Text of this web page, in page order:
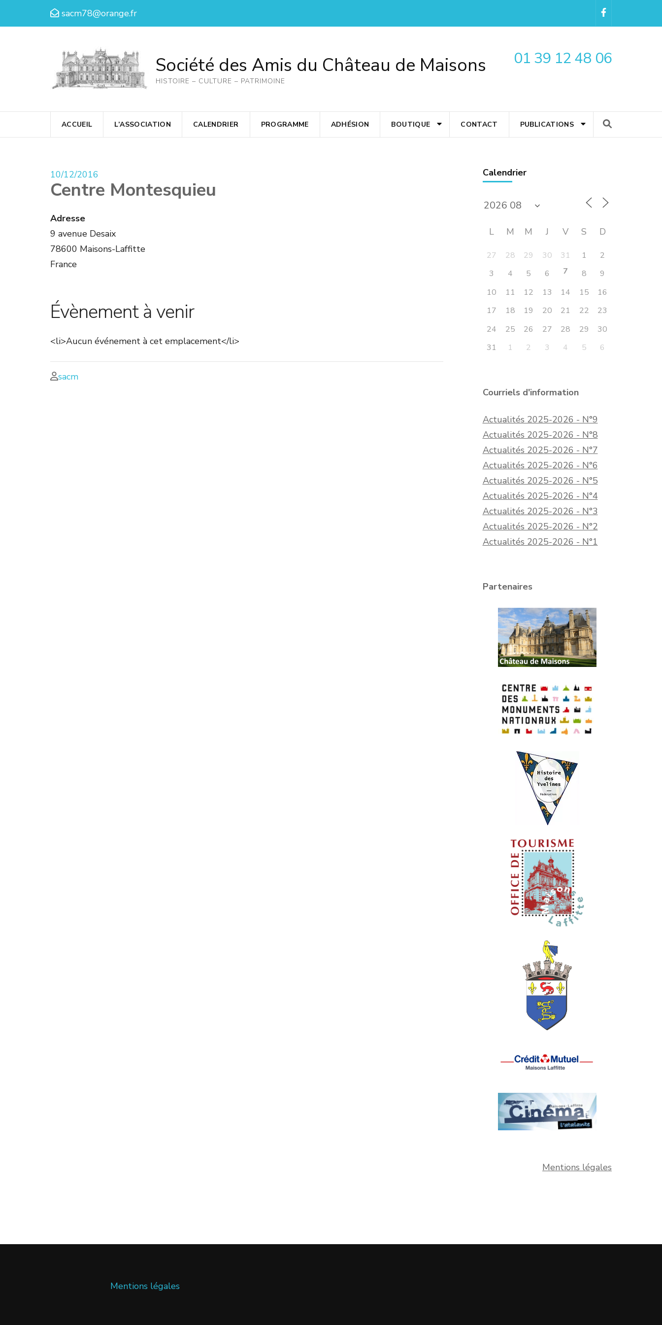
sacm78@orange.fr
Société des Amis du Château de Maisons
HISTOIRE – CULTURE – PATRIMOINE
01 39 12 48 06
ACCUEIL L’ASSOCIATION CALENDRIER PROGRAMME ADHÉSION BOUTIQUE CONTACT PUBLICATIONS
10/12/2016
Centre Montesquieu
Adresse
9 avenue Desaix
78600 Maisons-Laffitte
France
Évènement à venir
<li>Aucun événement à cet emplacement</li>
sacm
Calendrier
L M M J V S D
27 28 29 30 31 1
2
3
4 5 6 7 8
9
10
11 12 13 14 15
16
17
18 19 20 21 22
23
24
25 26 27 28 29
30
31
1 2 3 4 5 6
Courriels d'information
Actualités 2025-2026 - N°9
Actualités 2025-2026 - N°8
Actualités 2025-2026 - N°7
Actualités 2025-2026 - N°6
Actualités 2025-2026 - N°5
Actualités 2025-2026 - N°4
Actualités 2025-2026 - N°3
Actualités 2025-2026 - N°2
Actualités 2025-2026 - N°1
Partenaires
Mentions légales
Mentions légales